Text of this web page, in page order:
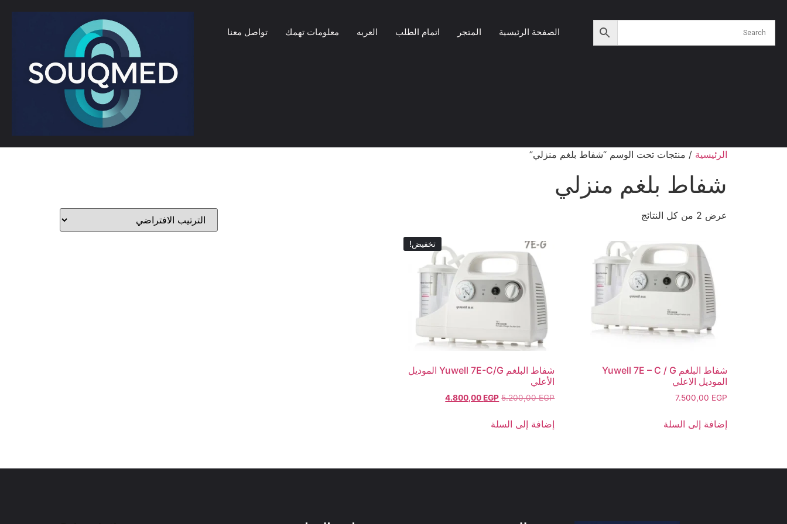
الصفحة الرئيسية المتجر اتمام الطلب العربه معلومات تهمك تواصل معنا
الرئيسية / منتجات تحت الوسم “شفاط بلغم منزلي”
شفاط بلغم منزلي
عرض ⁦2⁩ من كل النتائج
شفاط البلغم Yuwell 7E – C / G
الموديل الاعلي
7.500,00 EGP
إضافة إلى السلة
تخفيض!
شفاط البلغم Yuwell 7E-C/G الموديل
الأعلي
5.200,00EGP
4.800,00EGP
إضافة إلى السلة